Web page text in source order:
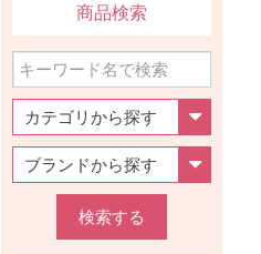
商品検索
検索する